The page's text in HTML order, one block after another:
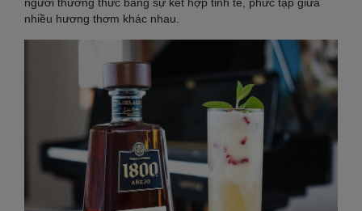
người thưởng thức bằng sự kết hợp tinh tế, phức tạp giữa
nhiều hương thơm khác nhau.